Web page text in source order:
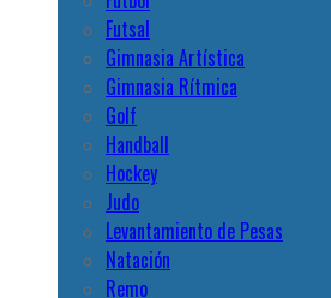
Futsal
Gimnasia Artística
Gimnasia Rítmica
Golf
Handball
Hockey
Judo
Levantamiento de Pesas
Natación
Remo